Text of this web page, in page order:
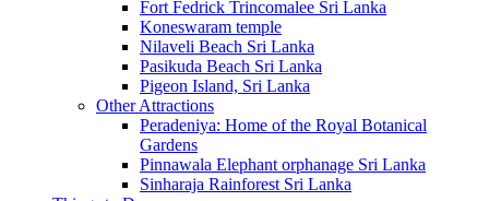
Fort Fedrick Trincomalee Sri Lanka
Koneswaram temple
Nilaveli Beach Sri Lanka
Pasikuda Beach Sri Lanka
Pigeon Island, Sri Lanka
Other Attractions
Peradeniya: Home of the Royal Botanical
Gardens
Pinnawala Elephant orphanage Sri Lanka
Sinharaja Rainforest Sri Lanka